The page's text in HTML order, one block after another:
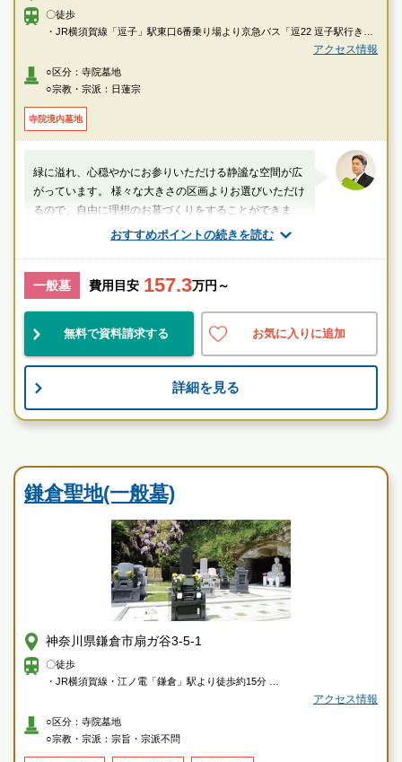
〇徒歩
・JR横須賀線「逗子」駅東口6番乗り場より京急バス「逗22 逗子駅行き」
・JR横須賀線「逗子」駅より徒歩約20分
・JR横須賀線「逗子」駅より約4分
・JR横須賀線・江ノ電「鎌倉」駅より約10分
・横浜横須賀道路「朝比奈インター」、「逗子インター」より約12分。
アクセス情報
○区分：寺院墓地
○宗教・宗派：日蓮宗
寺院境内墓地
おすすめポイントの続きを読む
緑に溢れ、心穏やかにお参りいただける静謐な空間が広
がっています。 様々な大きさの区画よりお選びいただけ
るので、自由に理想のお墓づくりをすることができま
厚生労働省認定 葬祭ディレクター技能審査
1級葬祭ディレクター 田中（業界歴15年）
民営 自然豊 伝統的
お墓のことなら何でもご相談ください
す
一般墓 費用目安 157.3万円～
無料で資料請求する お気に入りに追加
詳細を見る
鎌倉聖地(一般墓)
神奈川県鎌倉市扇ガ谷3-5-1
〇徒歩
・JR横須賀線・江ノ電「鎌倉」駅より徒歩約15分
〇車
アクセス情報
○区分：寺院墓地
○宗教・宗派：宗旨・宗派不問